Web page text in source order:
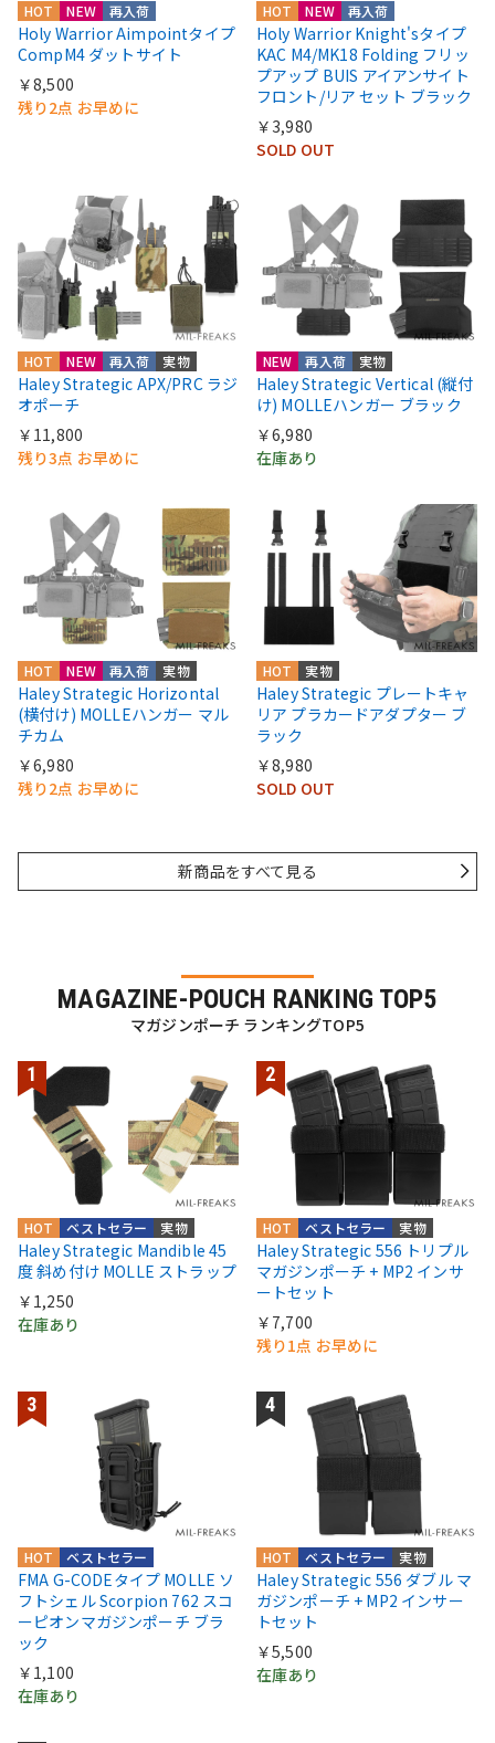
HOT NEW 再入荷
Holy Warrior Aimpointタイプ
CompM4 ダットサイト
￥8,500
残り2点 お早めに
HOT NEW 再入荷
Holy Warrior Knight'sタイプ
KAC M4/MK18 Folding フリッ
プアップ BUIS アイアンサイト
フロント/リア セット ブラック
￥3,980
SOLD OUT
HOT NEW 再入荷 実物
Haley Strategic APX/PRC ラジ
オポーチ
￥11,800
残り3点 お早めに
NEW 再入荷 実物
Haley Strategic Vertical (縦付
け) MOLLEハンガー ブラック
￥6,980
在庫あり
HOT NEW 再入荷 実物
Haley Strategic Horizontal
(横付け) MOLLEハンガー マル
チカム
￥6,980
残り2点 お早めに
HOT 実物
Haley Strategic プレートキャ
リア プラカードアダプター ブ
ラック
￥8,980
SOLD OUT
新商品をすべて見る
MAGAZINE-POUCH RANKING TOP5
マガジンポーチ ランキングTOP5
実物
ベストセラー
HOT
Haley Strategic Mandible 45
度 斜め付け MOLLE ストラップ
￥1,250
在庫あり
実物
ベストセラー
HOT
Haley Strategic 556 トリプル
マガジンポーチ + MP2 インサ
ートセット
￥7,700
残り1点 お早めに
ベストセラー
HOT
FMA G-CODEタイプ MOLLE ソ
フトシェル Scorpion 762 スコ
ーピオンマガジンポーチ ブラ
ック
￥1,100
在庫あり
実物
ベストセラー
HOT
Haley Strategic 556 ダブル マ
ガジンポーチ + MP2 インサー
トセット
￥5,500
在庫あり